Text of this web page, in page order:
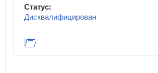
Статус:
Дисквалифицирован